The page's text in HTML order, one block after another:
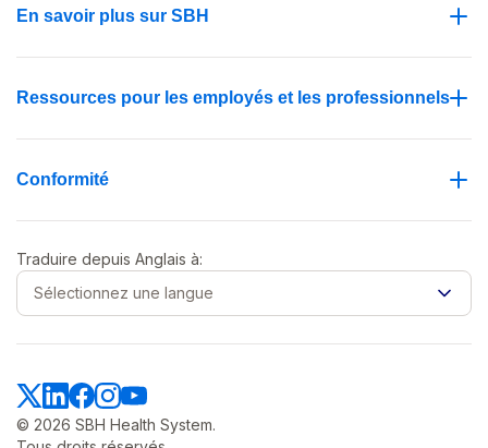
En savoir plus sur SBH
Ressources pour les employés et les professionnels
Conformité
© 2026 SBH Health System.
Traduire depuis Anglais à:
Sélectionnez une langue